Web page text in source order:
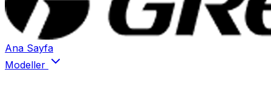
Ana Sayfa
Modeller